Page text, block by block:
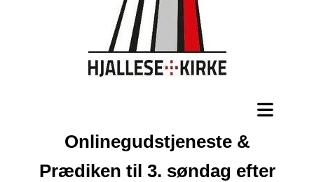
Onlinegudstjeneste &
Prædiken til 3. søndag efter